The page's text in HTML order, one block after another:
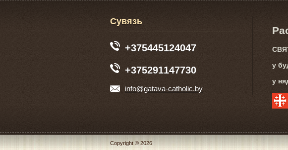
Сувязь
+375445124047
+375291147730
info@gatava-catholic.by
у
у
Copyright © 2026